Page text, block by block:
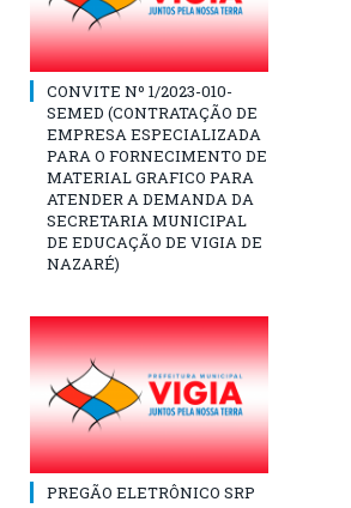
CONVITE Nº 1/2023-010-
SEMED (CONTRATAÇÃO DE
EMPRESA ESPECIALIZADA
PARA O FORNECIMENTO DE
MATERIAL GRAFICO PARA
ATENDER A DEMANDA DA
SECRETARIA MUNICIPAL
DE EDUCAÇÃO DE VIGIA DE
NAZARÉ)
PREGÃO ELETRÔNICO SRP